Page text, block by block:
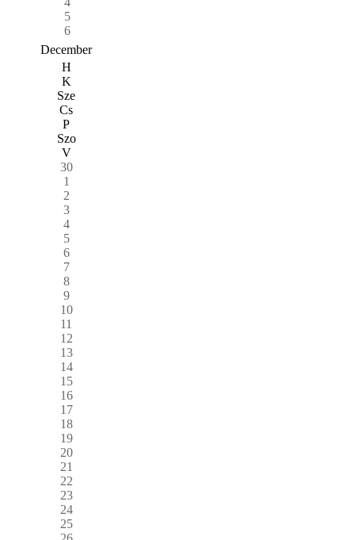
5
6
December
H
K
Sze
Cs
P
Szo
V
30
1
2
3
4
5
6
7
8
9
10
11
12
13
14
15
16
17
18
19
20
21
22
23
24
25